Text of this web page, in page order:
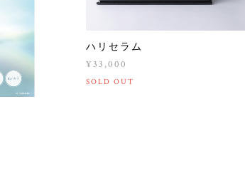
ハリセラム
¥33,000
SOLD OUT